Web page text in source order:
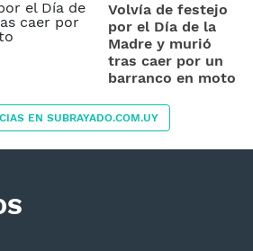
Volvía de festejo
por el Día de la
Madre y murió
tras caer por un
barranco en moto
EN SUBRAYADO.COM.UY